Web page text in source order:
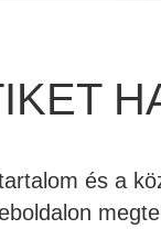
JBL
és a